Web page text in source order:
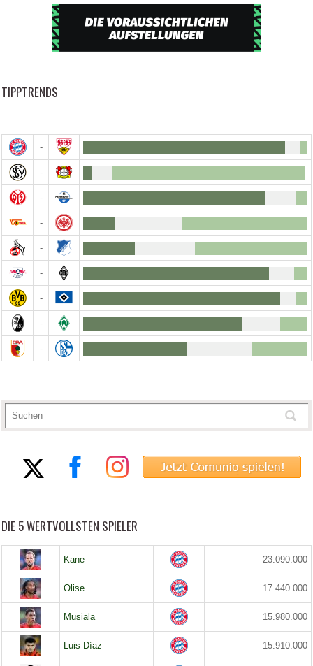
TIPPTRENDS
-
-
-
-
-
-
-
-
-
DIE 5 WERTVOLLSTEN SPIELER
Kane 23.090.000
Olise 17.440.000
Musiala 15.980.000
Luis Díaz 15.910.000